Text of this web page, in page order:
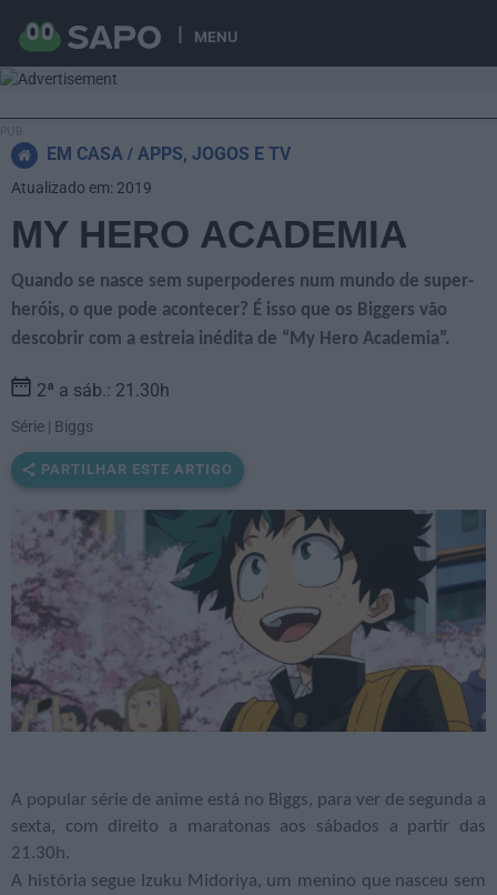
MENU
EM CASA APPS, JOGOS E TV
MY HERO ACADEMIA
Quando se nasce sem superpoderes num mundo de super-
heróis, o que pode acontecer? É isso que os Biggers vão
descobrir com a estreia inédita de “My Hero Academia”.
2ª a sáb.: 21.30h
Série | Biggs
PARTILHAR ESTE ARTIGO
A popular série de anime está no Biggs, para ver de segunda a
sexta, com direito a maratonas aos sábados a partir das
21.30h.
A história segue Izuku Midoriya, um menino que nasceu sem
Atualizado em: 2019